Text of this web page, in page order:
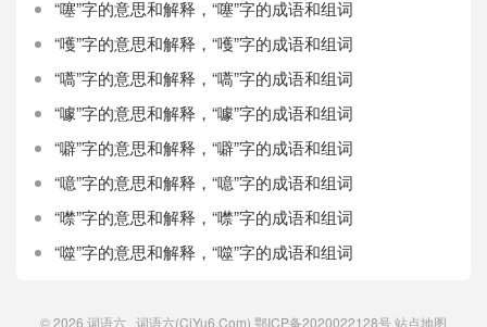
“噻”字的意思和解释，“噻”字的成语和组词
“嚄”字的意思和解释，“嚄”字的成语和组词
“嚆”字的意思和解释，“嚆”字的成语和组词
“噱”字的意思和解释，“噱”字的成语和组词
“噼”字的意思和解释，“噼”字的成语和组词
“噫”字的意思和解释，“噫”字的成语和组词
“噤”字的意思和解释，“噤”字的成语和组词
“噬”字的意思和解释，“噬”字的成语和组词
© 2026 词语六 词语六(CiYu6.Com) 鄂ICP备2020022128号站点地图